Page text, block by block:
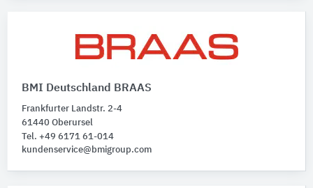
BMI Deutschland BRAAS
Frankfurter Landstr. 2-4
61440 Oberursel
Tel. +49 6171 61-014
kundenservice@bmigroup.com